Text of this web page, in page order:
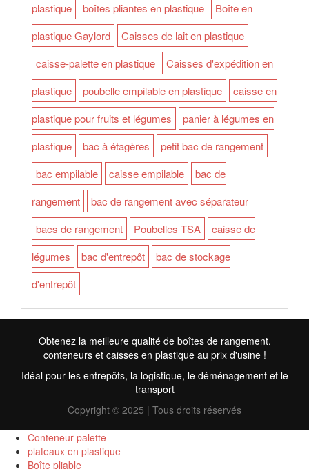
plastique
boîtes pliantes en plastique
Boîte en
plastique Gaylord
Caisses de lait en plastique
caisse-palette en plastique
Caisses d'expédition en
plastique
poubelle empilable en plastique
caisse en
plastique pour fruits et légumes
panier à légumes en
plastique
bac à étagères
petit bac de rangement
bac empilable
caisse empilable
bac de
rangement
bac de rangement avec séparateur
bacs de rangement
Poubelles TSA
caisse de
légumes
bac d'entrepôt
bac de stockage
d'entrepôt
Obtenez la meilleure qualité de boîtes de rangement,
conteneurs et caisses en plastique au prix d'usine !
Idéal pour les entrepôts, la logistique, le déménagement et le
transport
Copyright © 2025 | Tous droits réservés
Conteneur-palette
plateaux en plastique
Boîte pliable